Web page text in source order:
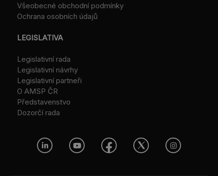
Všeobecné obchodní podmínky
Ochrana osobních údajů
LEGISLATIVA
Legislativní rada
Legislativní návrhy
Legislativní partneři
O AMSP ČR
Představenstvo
Dozorčí rada